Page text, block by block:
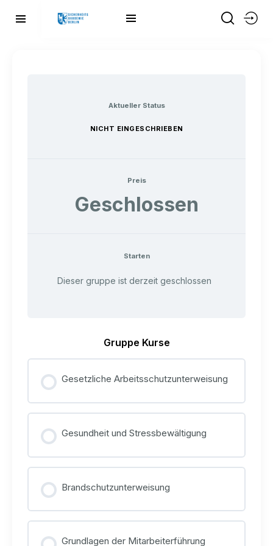
Aktueller Status
NICHT EINGESCHRIEBEN
Preis
Geschlossen
Starten
Dieser gruppe ist derzeit geschlossen
Gruppe Kurse
Gesetzliche Arbeitsschutzunterweisung
0% VOLLSTÄNDIG 0/0 Schritte
Gesundheit und Stressbewältigung
0% VOLLSTÄNDIG 0/0 Schritte
Brandschutzunterweisung
0% VOLLSTÄNDIG 0/0 Schritte
Grundlagen der Mitarbeiterführung